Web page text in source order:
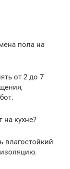
пола на
от 2 до 7
кухне?
влагостойкий